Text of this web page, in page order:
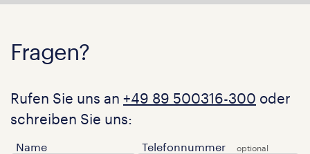
Fragen?
Rufen Sie uns an +49 89 500316-300 oder
schreiben Sie uns:
Name Telefonnummer